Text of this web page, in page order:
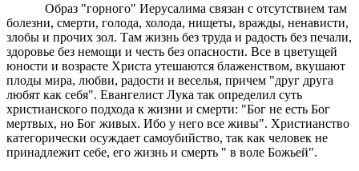
Образ "горного" Иерусалима связан с отсутствием там
болезни, смерти, голода, холода, нищеты, вражды, ненависти,
злобы и прочих зол. Там жизнь без труда и радость без печали,
здоровье без немощи и честь без опасности. Все в цветущей
юности и возрасте Христа утешаются блаженством, вкушают
плоды мира, любви, радости и веселья, причем "друг друга
любят как себя". Евангелист Лука так определил суть
христианского подхода к жизни и смерти: "Бог не есть Бог
мертвых, но Бог живых. Ибо у него все живы". Христианство
категорически осуждает самоубийство, так как человек не
принадлежит себе, его жизнь и смерть " в воле Божьей".